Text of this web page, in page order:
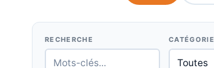
RECHERCHE CATÉGORIE